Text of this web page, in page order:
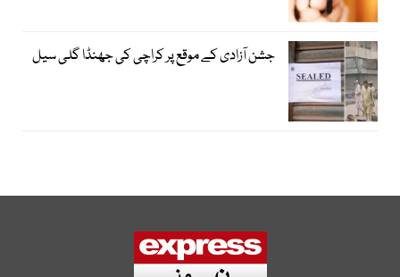
جشن آزادی کے موقع پر کراچی کی جھنڈا گلی سیل